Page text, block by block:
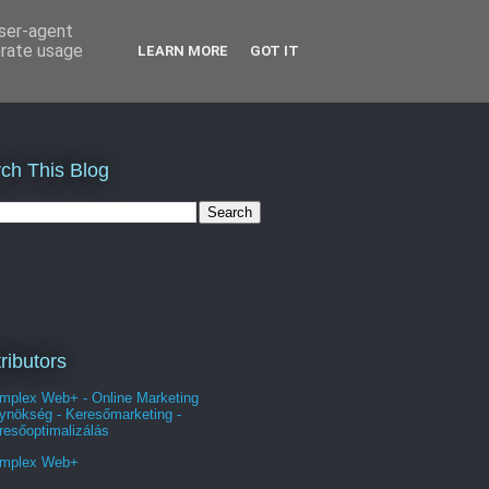
This Blog
Web+ - Online Marketing
- Keresőmarketing -
Web+
agent
usage
LEARN MORE GOT IT